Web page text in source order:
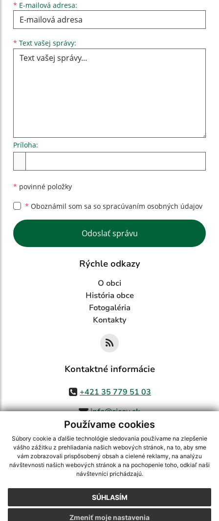
Používame cookies
Súbory cookie a ďalšie technológie sledovania používame na zlepšenie
vášho zážitku z prehliadania našich webových stránok, na to, aby sme
vám zobrazovali prispôsobený obsah a cielené reklamy, na analýzu
návštevnosti našich webových stránok a na pochopenie toho, odkiaľ naši
návštevníci prichádzajú.
SÚHLASÍM
Zmeniť moje nastavenia
* E-mailová adresa:
* Text vašej správy:
Príloha:
* povinné položky
* Oboznámil som sa so spracúvaním osobných údajov
Google reCaptcha Response
Odoslať správu
Rýchle odkazy
O obci
História obce
Fotogaléria
Kontakty
Kontaktné informácie
+421 35 779 51 03
info@cicov.sk
využite možnosť získavania aktuálnych informácií s využitím RSS
CMS systém (redakčný) systém ECHELON 2,Mapa stránok,web portál
webex.digital, s.r.o.,domény,registrácia domény
Posledná aktualizácia:03.08.2026